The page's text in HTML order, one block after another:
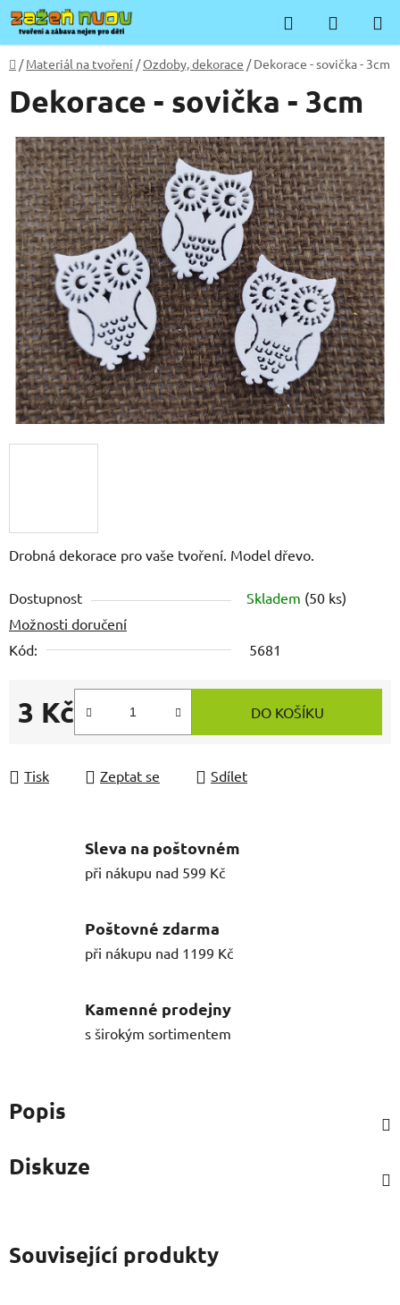
Přejít
na
obsah
Hledat
KOŠÍK
Domů
/ Materiál na tvoření /Ozdoby, dekorace / Dekorace - sovička - 3cm
Drobná dekorace pro vaše tvoření. Model dřevo.
Dostupnost Skladem (50 ks)
Možnosti doručení
Kód:
5681
3 Kč
Měrná cena:
DO KOŠÍKU
Tisk Zeptat se Sdílet
Dekorace - sovička - 3cm
Sleva na poštovném
při nákupu nad 599 Kč
Poštovné zdarma
při nákupu nad 1199 Kč
Kamenné prodejny
s širokým sortimentem
Popis
Diskuze
Související produkty